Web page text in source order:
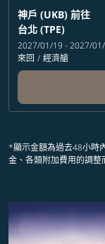
神戶 (UKB) 前往
台北 (TPE)
2027/01/19 - 2027/
來回 / 經濟艙
*顯示金額為過去48小時
金、各類附加費用的調整